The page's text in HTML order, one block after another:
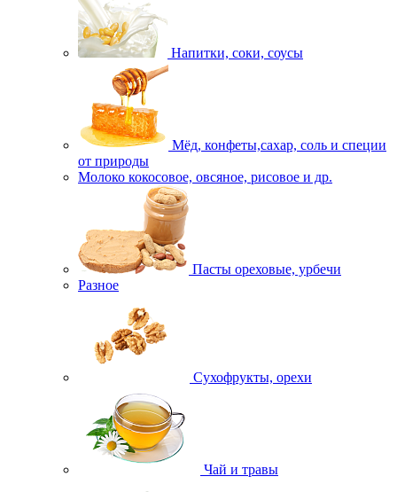
Напитки, соки, соусы
Мёд, конфеты,сахар, соль и специи
от природы
Молоко кокосовое, овсяное, рисовое и др.
Пасты ореховые, урбечи
Разное
Сухофрукты, орехи
Чай и травы